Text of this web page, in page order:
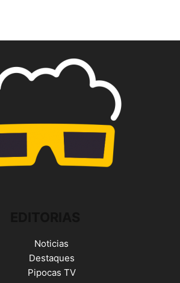
Noticias
Destaques
Pipocas TV